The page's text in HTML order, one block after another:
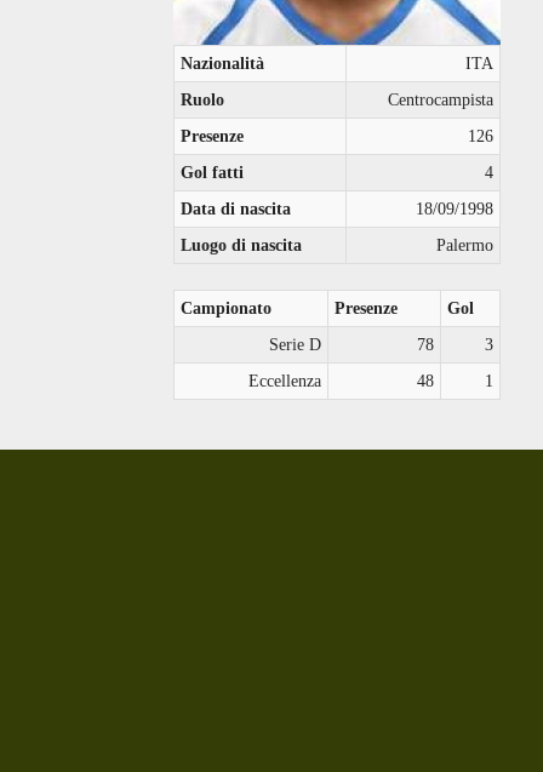
Nazionalità
ITA
Ruolo
Centrocampista
Presenze
126
Gol fatti
4
Data di nascita
18/09/1998
Luogo di nascita
Palermo
Campionato Presenze
Gol
Serie D
78
3
Eccellenza
48 1